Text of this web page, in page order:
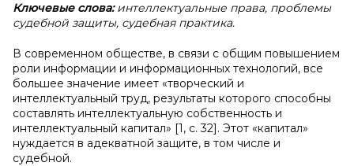
Ключевые слова:интеллектуальные права, проблемы
судебной защиты, судебная практика.
В современном обществе, в связи с общим повышением
роли информации и информационных технологий, все
большее значение имеет «творческий и
интеллектуальный труд, результаты которого способны
составлять интеллектуальную собственность и
интеллектуальный капитал» [1, с. 32]. Этот «капитал»
нуждается в адекватной защите, в том числе и
судебной.